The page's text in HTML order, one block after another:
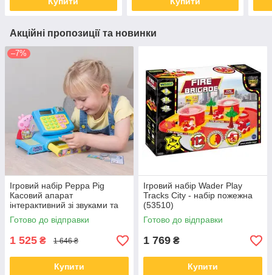
Акційні пропозиції та новинки
–7%
Ігровий набір Peppa Pig
Касовий апарат
інтерактивний зі звуками та
аксесуарами (1684937)
Готово до відправки
1 525 ₴ 1 646 ₴
Купити
Ігровий набір Wader Play
Tracks City - набір пожежна
(53510)
Готово до відправки
1 769 ₴
Купити